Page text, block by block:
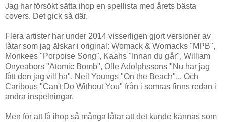
Jag har försökt sätta ihop en spellista med årets bästa
covers. Det gick så där.
Flera artister har under 2014 visserligen gjort versioner av
låtar som jag älskar i original: Womack & Womacks "MPB",
Monkees "Porpoise Song", Kaahs "Innan du går", William
Onyeabors "Atomic Bomb", Olle Adolphssons "Nu har jag
fått den jag vill ha", Neil Youngs "On the Beach"... Och
Caribous "Can't Do Without You" från i somras finns redan i
andra inspelningar.
Men för att få ihop så många låtar att det kunde kännas som